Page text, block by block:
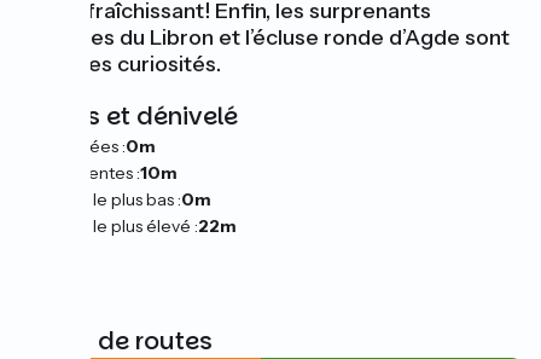
bain rafraîchissant! Enfin, les surprenants
ouvrages du Libron et l’écluse ronde d’Agde sont
de vraies curiosités.
Pentes et dénivelé
Montées :0m
Descentes :10m
Point le plus bas :0m
Point le plus élevé :22m
Types de routes